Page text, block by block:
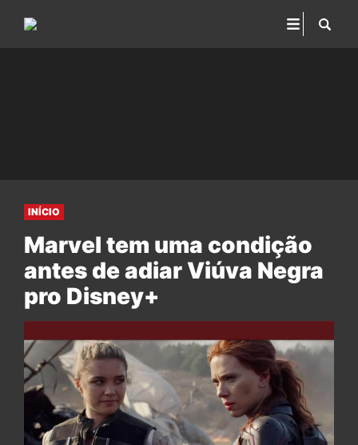
INÍCIO
Marvel tem uma condição
antes de adiar Viúva Negra
pro Disney+